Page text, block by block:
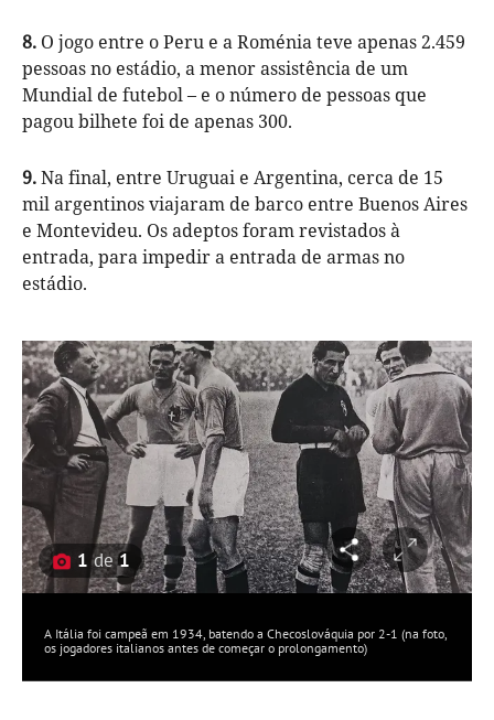
8. O jogo entre o Peru e a Roménia teve apenas 2.459
pessoas no estádio, a menor assistência de um
Mundial de futebol – e o número de pessoas que
pagou bilhete foi de apenas 300.
9.Na final, entre Uruguai e Argentina, cerca de 15
mil argentinos viajaram de barco entre Buenos Aires
e Montevideu. Os adeptos foram revistados à
entrada, para impedir a entrada de armas no
estádio.
1de1
A Itália foi campeã em 1934, batendo a Checoslováquia por 2-1 (na foto,
os jogadores italianos antes de começar o prolongamento)